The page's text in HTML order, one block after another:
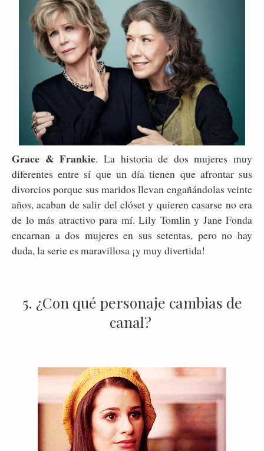
Grace & Frankie. La historia de dos mujeres muy
diferentes entre sí que un día tienen que afrontar sus
divorcios porque sus maridos llevan engañándolas veinte
años, acaban de salir del clóset y quieren casarse no era
de lo más atractivo para mí. Lily Tomlin y Jane Fonda
encarnan a dos mujeres en sus setentas, pero no hay
duda, la serie es maravillosa ¡y muy divertida!
5. ¿Con qué personaje cambias de
canal?